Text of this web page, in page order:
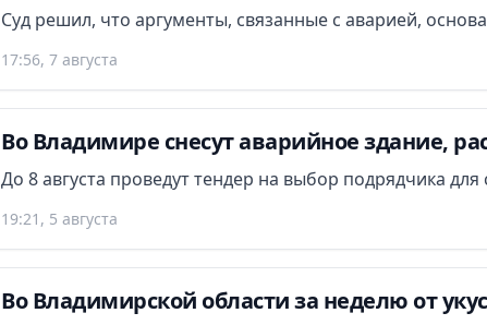
Суд решил, что аргументы, связанные с аварией,
17:56, 7 августа
Во Владимире снесут аварийное здание,
До 8 августа проведут тендер на выбор подрядчика
19:21, 5 августа
Во Владимирской области за неделю от